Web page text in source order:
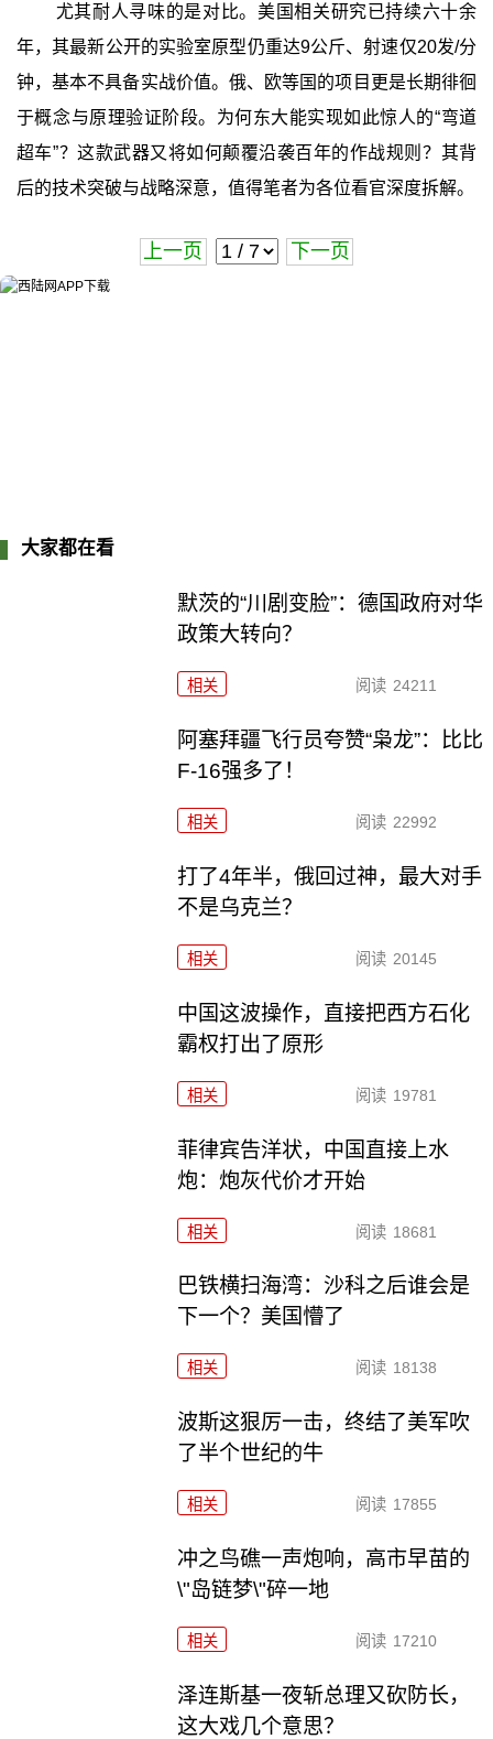
尤其耐人寻味的是对比。美国相关研究已持续六十余
年，其最新公开的实验室原型仍重达9公斤、射速仅20发/分
钟，基本不具备实战价值。俄、欧等国的项目更是长期徘徊
于概念与原理验证阶段。为何东大能实现如此惊人的“弯道
超车”？这款武器又将如何颠覆沿袭百年的作战规则？其背
后的技术突破与战略深意，值得笔者为各位看官深度拆解。
上一页 下一页
大家都在看
默茨的“川剧变脸”：德国政府对华
政策大转向？
相关 阅读 24211
阿塞拜疆飞行员夸赞“枭龙”：比比
F-16强多了！
相关 阅读 22992
打了4年半，俄回过神，最大对手
不是乌克兰？
相关 阅读 20145
中国这波操作，直接把西方石化
霸权打出了原形
相关 阅读 19781
菲律宾告洋状，中国直接上水
炮：炮灰代价才开始
相关 阅读 18681
巴铁横扫海湾：沙科之后谁会是
下一个？美国懵了
相关 阅读 18138
波斯这狠厉一击，终结了美军吹
了半个世纪的牛
相关 阅读 17855
冲之鸟礁一声炮响，高市早苗的
\"岛链梦\"碎一地
相关 阅读 17210
泽连斯基一夜斩总理又砍防长，
这大戏几个意思？